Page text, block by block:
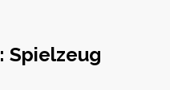
Spielzeug